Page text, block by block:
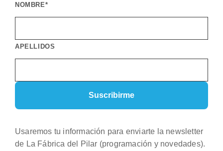
NOMBRE*
APELLIDOS
Usaremos tu información para enviarte la newsletter
de La Fábrica del Pilar (programación y novedades).